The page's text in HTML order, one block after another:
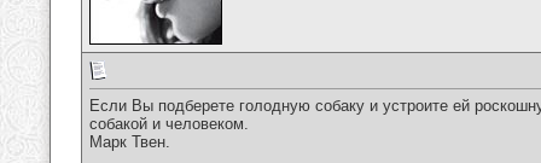
Если Вы подберете голодную собаку и устроите ей
собакой и человеком.
Марк Твен.